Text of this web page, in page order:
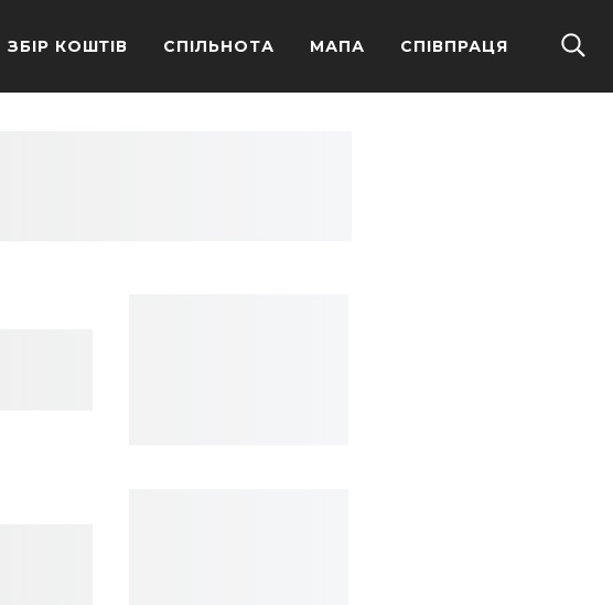
ЗБІР КОШТІВ СПІЛЬНОТА МАПА СПІВПРАЦЯ